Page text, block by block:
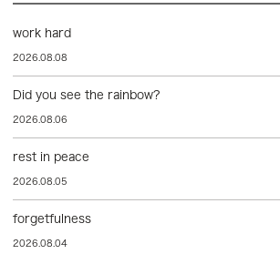
work hard
2026.08.08
Did you see the rainbow?
2026.08.06
rest in peace
2026.08.05
forgetfulness
2026.08.04